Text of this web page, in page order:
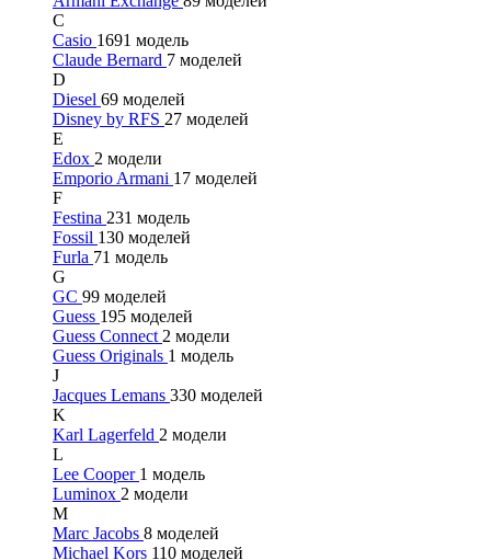
C
Casio 1691 модель
Claude Bernard 7 моделей
D
Diesel 69 моделей
Disney by RFS 27 моделей
E
Edox 2 модели
Emporio Armani 17 моделей
F
Festina 231 модель
Fossil 130 моделей
Furla 71 модель
G
GC 99 моделей
Guess 195 моделей
Guess Connect 2 модели
Guess Originals 1 модель
J
Jacques Lemans 330 моделей
K
Karl Lagerfeld 2 модели
L
Lee Cooper 1 модель
Luminox 2 модели
M
Marc Jacobs 8 моделей
Michael Kors 110 моделей